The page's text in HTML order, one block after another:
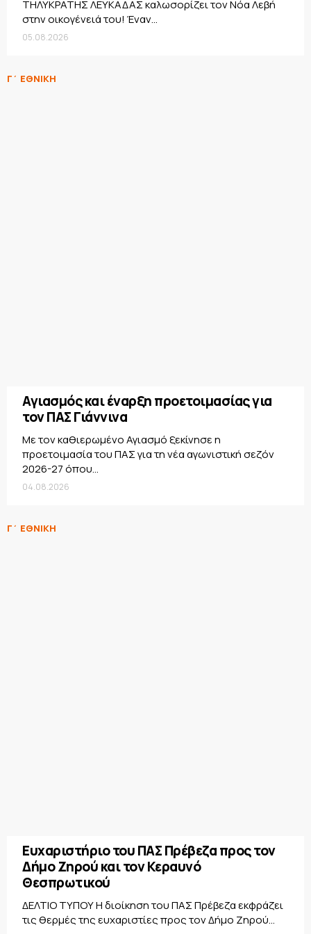
ΤΗΛΥΚΡΑΤΗΣ ΛΕΥΚΑΔΑΣ καλωσορίζει τον Νόα Λεβή
στην οικογένειά του! Έναν...
05.08.2026
Γ΄ ΕΘΝΙΚΗ
Αγιασμός και έναρξη προετοιμασίας για
τον ΠΑΣ Γιάννινα
Με τον καθιερωμένο Αγιασμό ξεκίνησε η
προετοιμασία του ΠΑΣ για τη νέα αγωνιστική σεζόν
2026-27 όπου...
04.08.2026
Γ΄ ΕΘΝΙΚΗ
Ευχαριστήριο του ΠΑΣ Πρέβεζα προς τον
Δήμο Ζηρού και τον Κεραυνό
Θεσπρωτικού
ΔΕΛΤΙΟ ΤΥΠΟΥ Η διοίκηση του ΠΑΣ Πρέβεζα εκφράζει
τις θερμές της ευχαριστίες προς τον Δήμο Ζηρού...